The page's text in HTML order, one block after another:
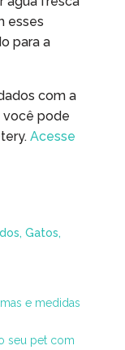
esses
para a
com a
você pode
Acesse
Gatos
e medidas
seu pet com